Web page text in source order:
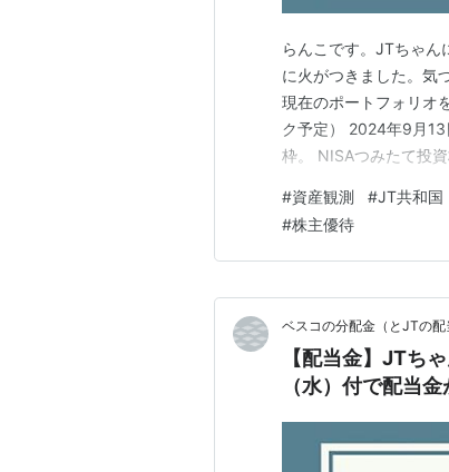
らんこです。JTちゃん
に火がつきました。気
現在のポートフォリオ
ク予定） 2024年9月
枠。 NISAつみたて投
メイン口座をひとつに
う。 特定口座。 （
#資産観測 #JT共和国
#株主優待
ベスコの分配金（とJTの配
【配当金】JTち
（水）付で配当